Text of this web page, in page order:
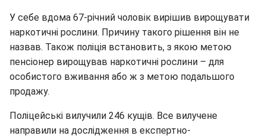
У себе вдома 67-річний чоловік вирішив вирощувати
наркотичні рослини. Причину такого рішення він не
назвав. Також поліція встановить, з якою метою
пенсіонер вирощував наркотичні рослини – для
особистого вживання або ж з метою подальшого
продажу.
Поліцейські вилучили 246 кущів. Все вилучене
направили на дослідження в експертно-